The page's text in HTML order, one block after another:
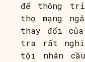
để thông
thọ mạng
thay đổi
tra rất
tội nhân